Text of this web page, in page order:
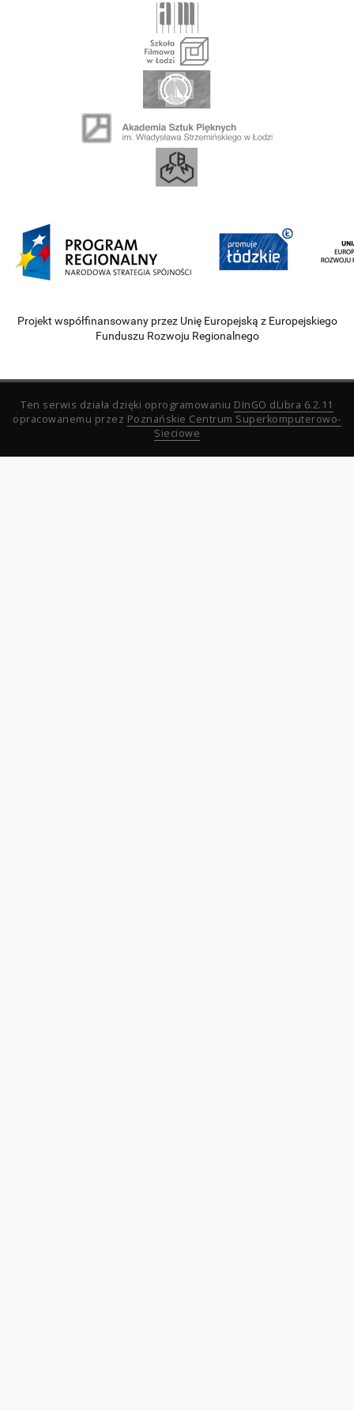
Projekt współfinansowany przez Unię Europejską z Europejskiego
Funduszu Rozwoju Regionalnego
Ten serwis działa dzięki oprogramowaniu DInGO dLibra 6.2.11
opracowanemu przez Poznańskie Centrum Superkomputerowo-
Sieciowe